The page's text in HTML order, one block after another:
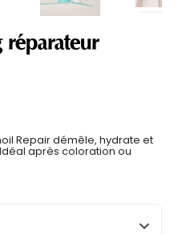
réparateur
Repair démêle, hydrate et
après coloration ou